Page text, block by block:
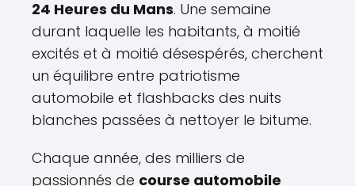
24 Heures du Mans. Une semaine
durant laquelle les habitants, à moitié
excités et à moitié désespérés, cherchent
un équilibre entre patriotisme
automobile et flashbacks des nuits
blanches passées à nettoyer le bitume.
Chaque année, des milliers de
passionnés de course automobile